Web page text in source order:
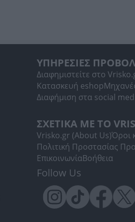
ΥΠΗΡΕΣΙΕΣ
Διαφημιστείτε στο
Κατασκευή eshop
Διαφήμιση στα social
ΣΧΕΤΙΚΑ ΜΕ ΤΟ
Vrisko.gr (About Us)Όροι
Πολιτική Προστασίας
ΕπικοινωνίαΒοήθεια
Follow Us